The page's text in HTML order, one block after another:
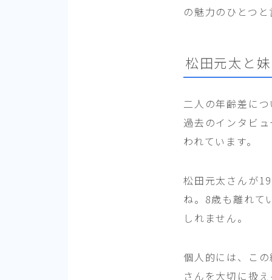
の魅力のひとつ
松田元太と
二人の年齢差に
過去のインタビ
われています。
松田元太さんが
ね。8歳も離れて
しれません。
個人的には、こ
さんを大切に扱